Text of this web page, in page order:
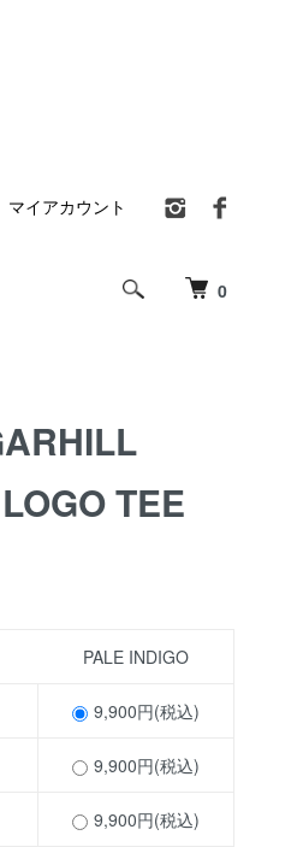
0
マイアカウント
TEE
PALE INDIGO
9,900円(税込)
9,900円(税込)
9,900円(税込)